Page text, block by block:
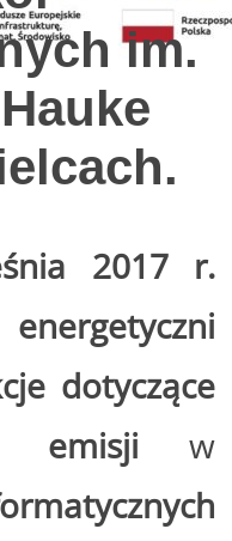
im.
2017 r.
dotyczące
emisji w